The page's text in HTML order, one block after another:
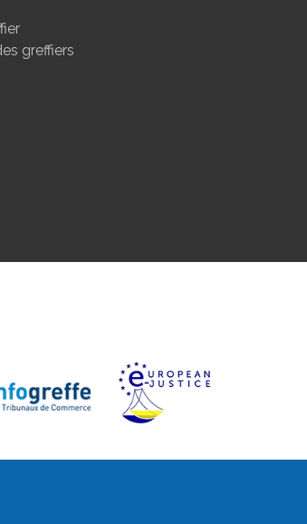
greffiers